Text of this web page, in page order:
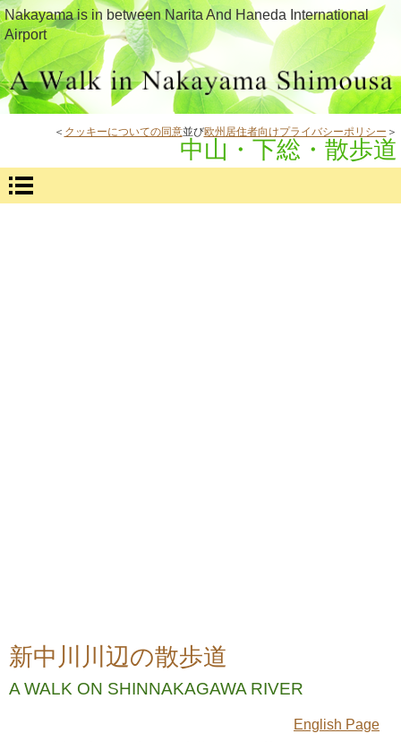
Nakayama is in between Narita And Haneda International
Airport
＜ クッキーについての同意並び欧州居住者向けプライバシーポリシー ＞
中山・下総・散歩道
新中川川辺の散歩道
A WALK ON SHINNAKAGAWA RIVER
English Page